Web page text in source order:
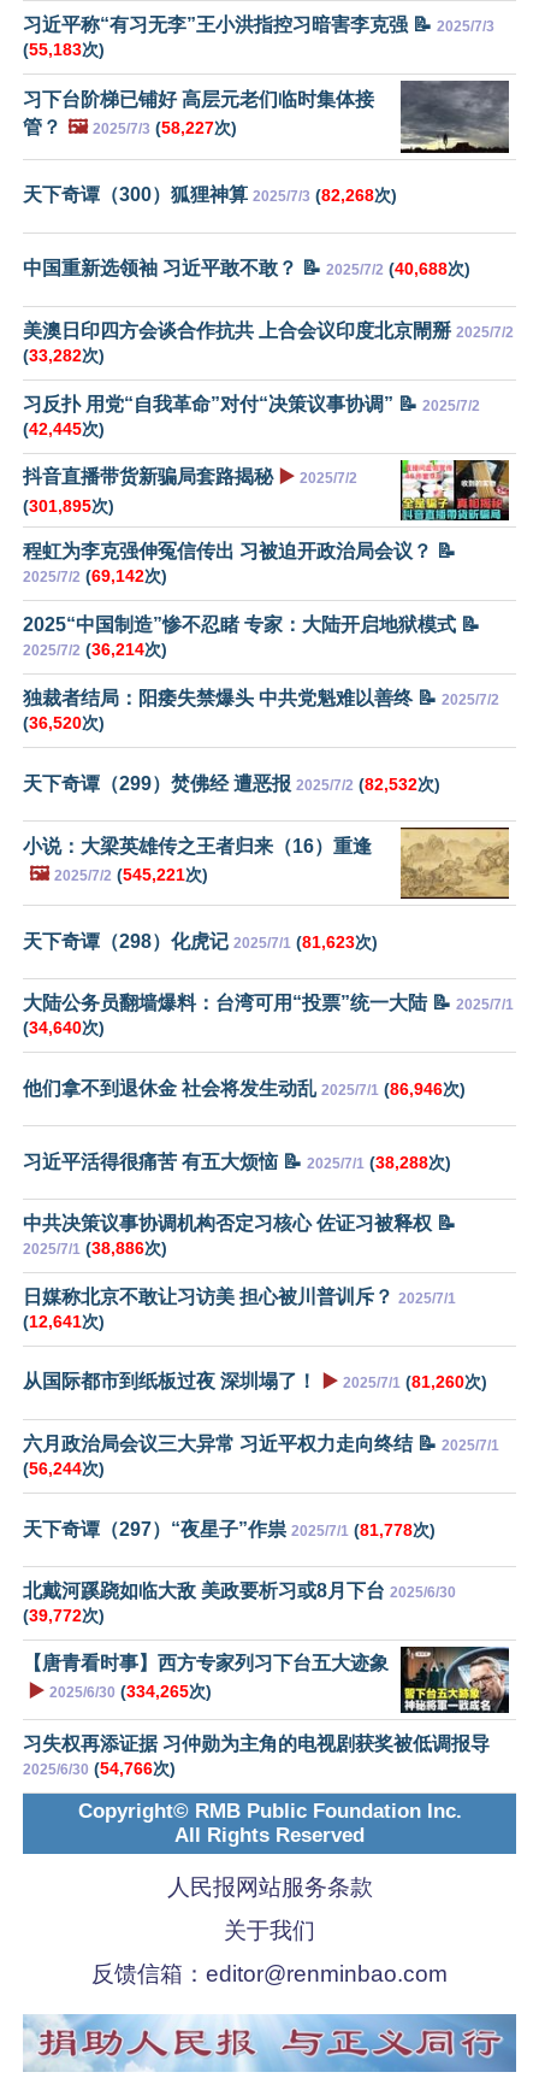
习近平称“有习无李”王小洪指控习暗害李克强 📝 2025/7/3
(55,183次)
习下台阶梯已铺好 高层元老们临时集体接
管？ 🖼️ 2025/7/3 (58,227次)
天下奇谭（300）狐狸神算 2025/7/3 (82,268次)
中国重新选领袖 习近平敢不敢？ 📝 2025/7/2 (40,688次)
美澳日印四方会谈合作抗共 上合会议印度北京閙掰 2025/7/2
(33,282次)
习反扑 用党“自我革命”对付“决策议事协调” 📝 2025/7/2
(42,445次)
抖音直播带货新骗局套路揭秘 ▶️ 2025/7/2
(301,895次)
程虹为李克强伸冤信传出 习被迫开政治局会议？ 📝
2025/7/2 (69,142次)
2025“中国制造”惨不忍睹 专家：大陆开启地狱模式 📝
2025/7/2 (36,214次)
独裁者结局：阳痿失禁爆头 中共党魁难以善终 📝 2025/7/2
(36,520次)
天下奇谭（299）焚佛经 遭恶报 2025/7/2 (82,532次)
小说：大梁英雄传之王者归来（16）重逢
🖼️ 2025/7/2 (545,221次)
天下奇谭（298）化虎记 2025/7/1 (81,623次)
大陆公务员翻墙爆料：台湾可用“投票”统一大陆 📝 2025/7/1
(34,640次)
他们拿不到退休金 社会将发生动乱 2025/7/1 (86,946次)
习近平活得很痛苦 有五大烦恼 📝 2025/7/1 (38,288次)
中共决策议事协调机构否定习核心 佐证习被释权 📝
2025/7/1 (38,886次)
日媒称北京不敢让习访美 担心被川普训斥？ 2025/7/1
(12,641次)
从国际都市到纸板过夜 深圳塌了！ ▶️ 2025/7/1 (81,260次)
六月政治局会议三大异常 习近平权力走向终结 📝 2025/7/1
(56,244次)
天下奇谭（297）“夜星子”作祟 2025/7/1 (81,778次)
北戴河蹊跷如临大敌 美政要析习或8月下台 2025/6/30
(39,772次)
【唐青看时事】西方专家列习下台五大迹象
▶️ 2025/6/30 (334,265次)
习失权再添证据 习仲勋为主角的电视剧获奖被低调报导
2025/6/30 (54,766次)
Copyright© RMB Public Foundation Inc.
All Rights Reserved
人民报网站服务条款
关于我们
反馈信箱： editor@renminbao.com